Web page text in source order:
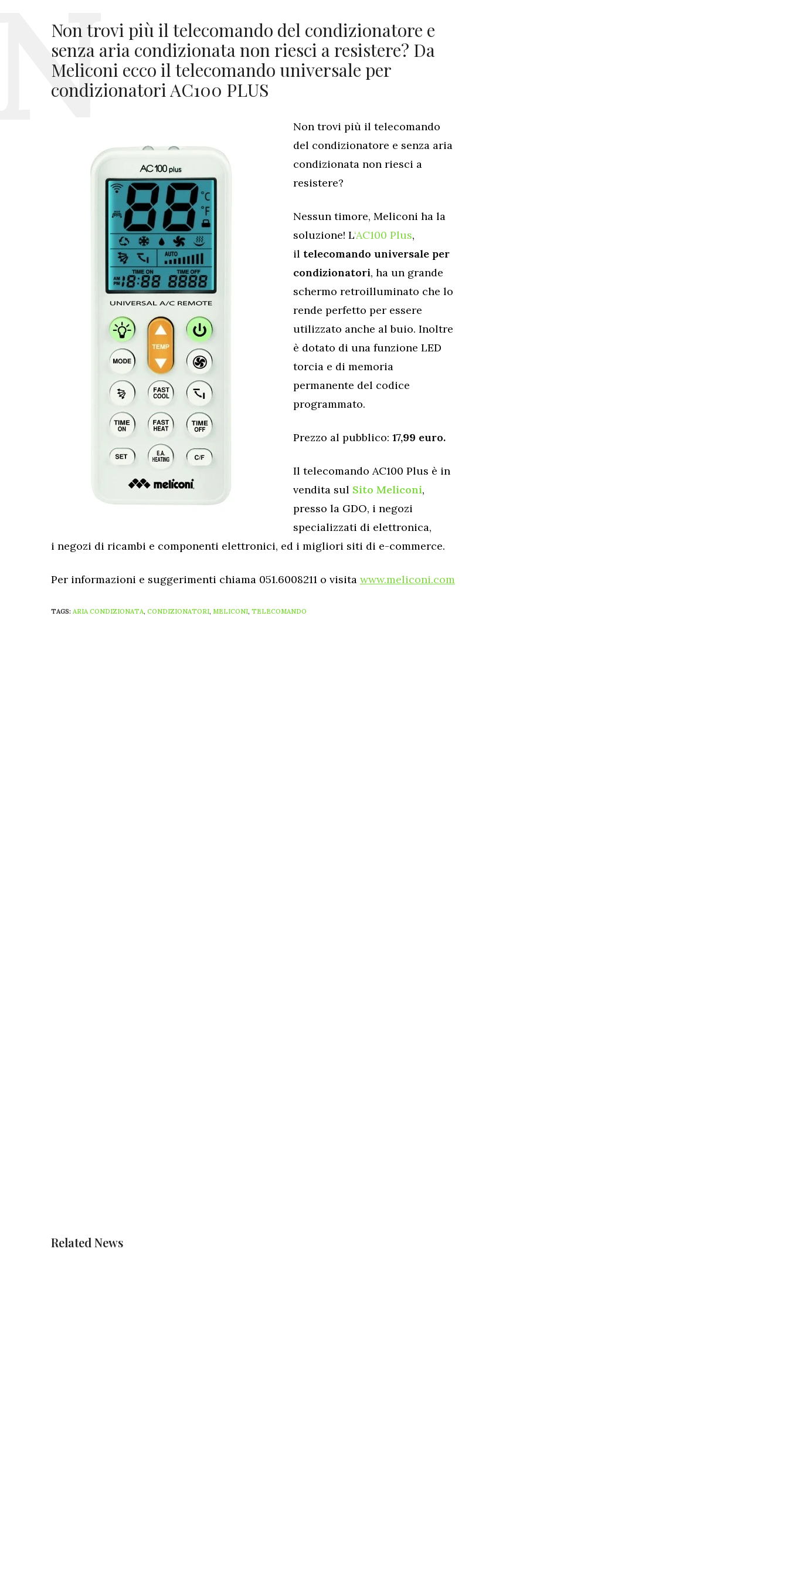
Non trovi più il telecomando del condizionatore e
senza aria condizionata non riesci a resistere? Da
Meliconi ecco il telecomando universale per
condizionatori AC100 PLUS
Non trovi più il telecomando
del condizionatore e senza aria
condizionata non riesci a
resistere?
Nessun timore, Meliconi ha la
soluzione! L‘AC100 Plus,
il telecomando universale per
condizionatori, ha un grande
schermo retroilluminato che lo
rende perfetto per essere
utilizzato anche al buio. Inoltre
è dotato di una funzione LED
torcia e di memoria
permanente del codice
programmato.
Prezzo al pubblico: 17,99 euro.
Il telecomando AC100 Plus è in
vendita sul Sito Meliconi,
presso la GDO, i negozi
specializzati di elettronica,
i negozi di ricambi e componenti elettronici, ed i migliori siti di e-commerce.
Per informazioni e suggerimenti chiama 051.6008211 o visita www.meliconi.com
TAGS: ARIA CONDIZIONATA, CONDIZIONATORI, MELICONI, TELECOMANDO
Related News